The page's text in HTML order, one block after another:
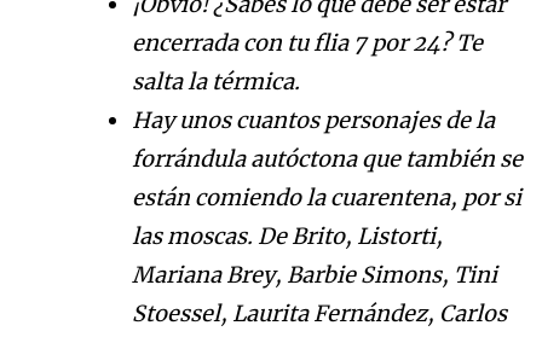
encerrada con tu flia 7 por 24? Te
salta la térmica.
Hay unos cuantos personajes de la
forrándula autóctona que también se
están comiendo la cuarentena, por si
las moscas. De Brito, Listorti,
Mariana Brey, Barbie Simons, Tini
Stoessel, Laurita Fernández, Carlos